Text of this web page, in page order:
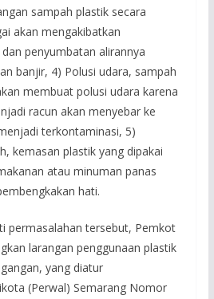
sampah plastik secara
akan mengakibatkan
penyumbatan alirannya
banjir, 4) Polusi udara, sampah
membuat polusi udara karena
racun akan menyebar ke
terkontaminasi, 5)
kemasan plastik yang dipakai
atau minuman panas
hati.
permasalahan tersebut, Pemkot
larangan penggunaan plastik
yang diatur
(Perwal) Semarang Nomor